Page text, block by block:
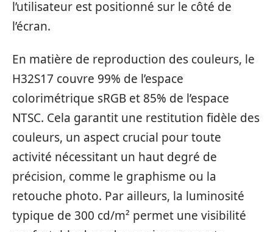
l’utilisateur est positionné sur le côté de
l’écran.
En matière de reproduction des couleurs, le
H32S17 couvre 99% de l’espace
colorimétrique sRGB et 85% de l’espace
NTSC. Cela garantit une restitution fidèle des
couleurs, un aspect crucial pour toute
activité nécessitant un haut degré de
précision, comme le graphisme ou la
retouche photo. Par ailleurs, la luminosité
typique de 300 cd/m² permet une visibilité